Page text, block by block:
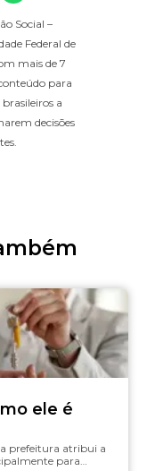
Social –
Federal de
mais de 7
para
a
decisões
ele é
prefeitura atribui a
para…